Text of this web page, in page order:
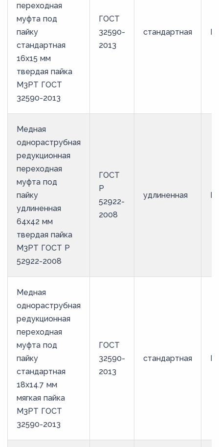
переходная
муфта под
пайку
стандартная
16х15 мм
твердая пайка
М3РТ ГОСТ
32590-2013
ГОСТ
32590-
2013
стандартная
Медная
однораструбная
редукционная
переходная
муфта под
пайку
удлиненная
64х42 мм
твердая пайка
М3РТ ГОСТ Р
52922-2008
ГОСТ
Р
52922-
2008
удлиненная
Медная
однораструбная
редукционная
переходная
муфта под
пайку
стандартная
18х14.7 мм
мягкая пайка
М3РТ ГОСТ
32590-2013
ГОСТ
32590-
2013
стандартная